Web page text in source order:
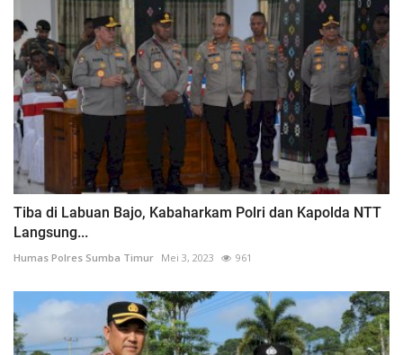
Tiba di Labuan Bajo, Kabaharkam Polri dan Kapolda NTT
Langsung...
Humas Polres Sumba Timur Mei 3, 2023 961